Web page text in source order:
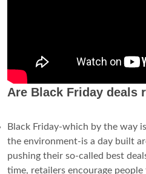
Are Black Friday deals
Black Friday-which by the way
the environment-is a day built
pushing their so-called best
time, retailers encourage